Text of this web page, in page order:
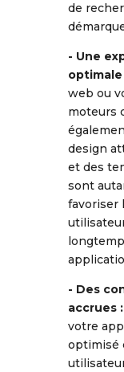
de
- Une
optimale
web ou
moteurs
design
et des
sont
favoriser
- Des
accrues :
votre
optimisé